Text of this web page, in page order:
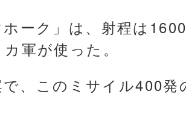
ーク」は、射程は
軍が使った。
、このミサイル400